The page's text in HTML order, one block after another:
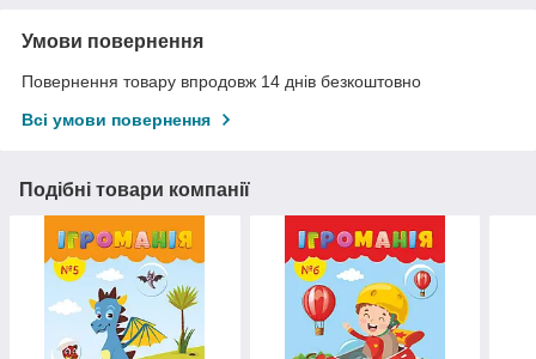
Умови повернення
Повернення товару впродовж 14 днів безкоштовно
Всі умови повернення
Подібні товари компанії